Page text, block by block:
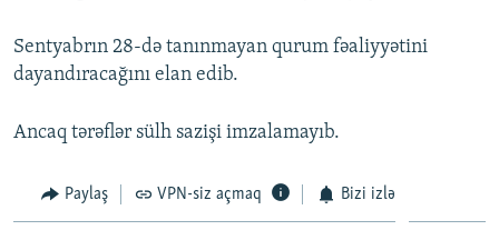
Sentyabrın 28-də tanınmayan qurum fəaliyyətini
dayandıracağını elan edib.
Ancaq tərəflər sülh sazişi imzalamayıb.
Paylaş VPN-siz açmaq Bizi izlə